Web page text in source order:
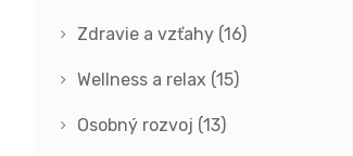
Zdravie a vzťahy (16)
Wellness a relax (15)
Osobný rozvoj (13)